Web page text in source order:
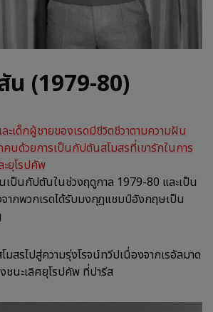
(1979-80)
ะเด็กผู้ชายของเรดมีชีวิตชีวาตามความฝัน
นด้วยการเป็นกัปตันสโมสรที่เขารักในการ
ยุโรปคัพ
ป็นกัปตันในช่วงฤดูกาล 1979-80 และเป็น
จากพวกเรดได้รับมงกุฎแชมป์อังกฤษเป็น
มสรไปสู่ความรุ่งโรจน์ทวีปเนื่องจากเรอัลมาด
ชนะเลิศยุโรปคัพ ที่ปารีส